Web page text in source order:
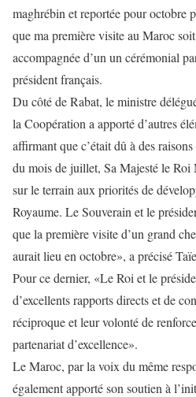
maghrébin et reportée pour octobre
que ma première visite au Maroc
accompagnée d’un un cérémonial
président français.
Du côté de Rabat, le ministre
la Coopération a apporté d’autres
affirmant que c’était dû à des
du mois de juillet, Sa Majesté le
sur le terrain aux priorités de
Royaume. Le Souverain et le
que la première visite d’un grand
aurait lieu en octobre», a précisé
Pour ce dernier, «Le Roi et le
d’excellents rapports directs et de
réciproque et leur volonté de
partenariat d’excellence».
Le Maroc, par la voix du même
également apporté son soutien à